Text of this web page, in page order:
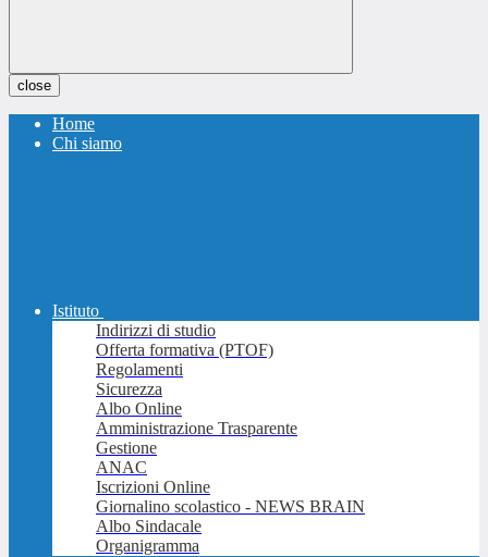
close
Home
Chi siamo
Istituto
Indirizzi di studio
Offerta formativa (PTOF)
Regolamenti
Sicurezza
Albo Online
Amministrazione Trasparente
Gestione
ANAC
Iscrizioni Online
Giornalino scolastico - NEWS BRAIN
Albo Sindacale
Organigramma